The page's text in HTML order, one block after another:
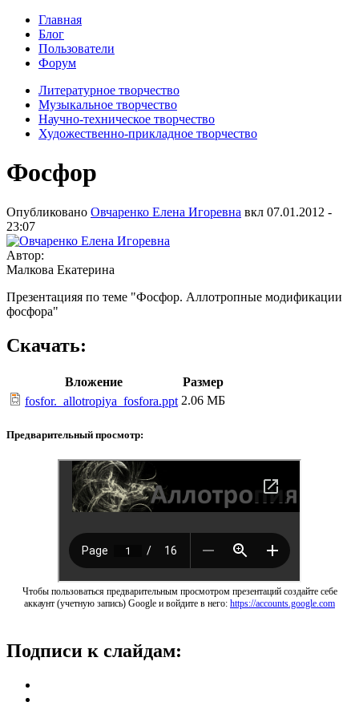
Главная
Блог
Пользователи
Форум
Литературное творчество
Музыкальное творчество
Научно-техническое творчество
Художественно-прикладное творчество
Фосфор
Опубликовано Овчаренко Елена Игоревна вкл 07.01.2012 -
23:07
Автор:
Малкова Екатерина
Презентацияя по теме "Фосфор. Аллотропные модификации
фосфора"
Скачать:
Вложение
Размер
fosfor._allotropiya_fosfora.ppt 2.06 МБ
Предварительный просмотр:
Чтобы пользоваться предварительным просмотром презентаций создайте себе
аккаунт (учетную запись) Google и войдите в него: https://accounts.google.com
Подписи к слайдам: